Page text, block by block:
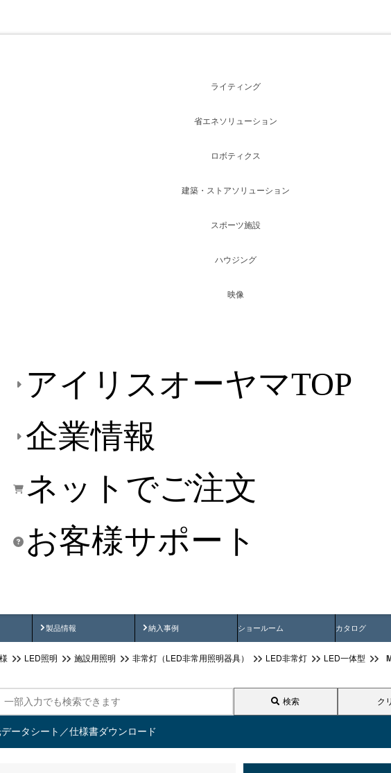
アイリスオーヤマTOP
企業情報
ネットでご注文
お客様サポート
ライティング
省エネソリューション
ロボティクス
建築・ストアソリューション
スポーツ施設
ハウジング
映像
製品情報
製品動画 納入事例
納入事例動画 ショールーム カタログ
LED照明 施設用照明 非常灯（LED非常用照明器具） LED非常灯 LED一体型
検索 ク
ータシート／仕様書ダウンロード